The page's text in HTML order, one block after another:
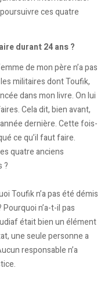
ces quatre
durant 24 ans ?
de mon père n’a pas
militaires dont Toufik,
dans mon livre. On lui
Cela dit, bien avant,
dernière. Cette fois-
ce qu’il faut faire.
quatre anciens
?
Toufik n’a pas été démis
n’a-t-il pas
était bien un élément
une seule personne a
responsable n’a